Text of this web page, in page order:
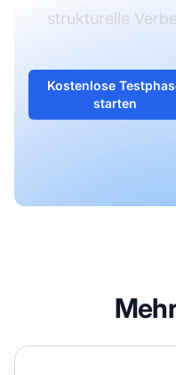
strukturelle
Kostenlose
starten
Inhaltsrestrukturierung